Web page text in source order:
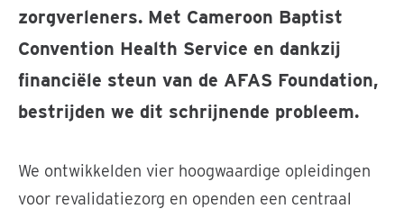
zorgverleners. Met Cameroon Baptist
Convention Health Service en dankzij
financiële steun van de AFAS Foundation,
bestrijden we dit schrijnende probleem.
We ontwikkelden vier hoogwaardige opleidingen
voor revalidatiezorg en openden een centraal